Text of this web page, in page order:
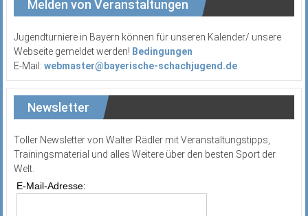
Melden von Veranstaltungen
Jugendturniere in Bayern können für unseren Kalender/ unsere
Webseite gemeldet werden! Bedingungen
E-Mail: webmaster@bayerische-schachjugend.de
Newsletter
Toller Newsletter von Walter Rädler mit Veranstaltungstipps,
Trainingsmaterial und alles Weitere über den besten Sport der
Welt.
E-Mail-Adresse: